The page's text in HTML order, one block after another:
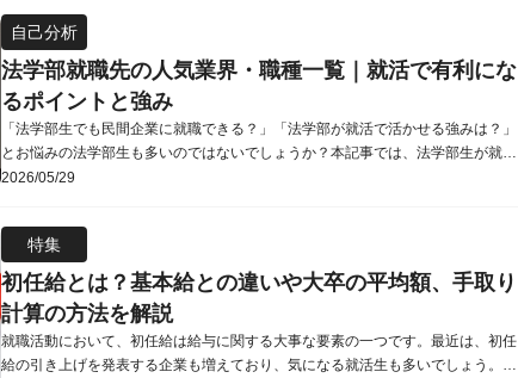
説していますので、ぜひ参考にしてください。‌文系の職業の特徴文系の職業は、
営業・マーケティング・企画・メディ...
自己分析
法学部就職先の人気業界・職種一覧｜就活で有利にな
るポイントと強み
「法学部生でも民間企業に就職できる？」「法学部が就活で活かせる強みは？」
とお悩みの法学部生も多いのではないでしょうか？本記事では、法学部生が就職
活動で活かせる強みや、法学部生に人気の就職先をご紹介しています。さらに、
てください。法学部生の強み就職活動において、法学部生が特に評価される強み
は以下の4つです。▼就活で評価され...
2026/05/29
特集
初任給とは？基本給との違いや大卒の平均額、手取り
計算の方法を解説
就職活動において、初任給は給与に関する大事な要素の一つです。最近は、初任
給の引き上げを発表する企業も増えており、気になる就活生も多いでしょう。そ